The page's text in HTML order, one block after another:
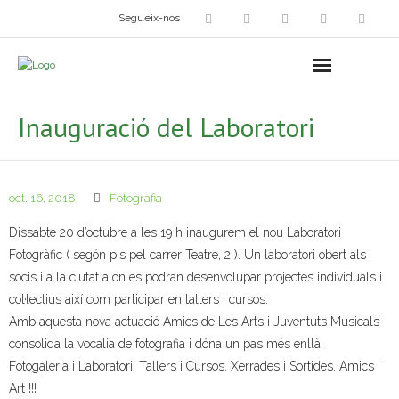
Segueix-nos
- Exposicions
- Espai Niu – Residències artístiques
Grup Fotogràfic
Cine-Club
Inauguració del Laboratori
oct. 16, 2018 Fotografia
Dissabte 20 d’octubre a les 19 h inaugurem el nou Laboratori
Fotogràfic ( segón pis pel carrer Teatre, 2 ). Un laboratori obert als
socis i a la ciutat a on es podran desenvolupar projectes individuals i
col·lectius així com participar en tallers i cursos.
Amb aquesta nova actuació Amics de Les Arts i Juventuts Musicals
consolida la vocalia de fotografia i dóna un pas més enllà.
Fotogaleria i Laboratori. Tallers i Cursos. Xerrades i Sortides. Amics i
Art !!!